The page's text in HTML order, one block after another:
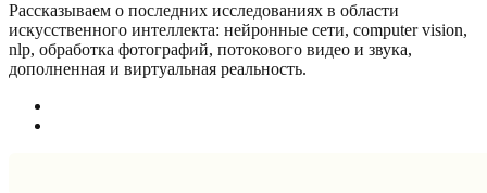
Рассказываем о последних исследованиях в области
искусcтвенного интеллекта: нейронные сети, computer vision,
nlp, обработка фотографий, потокового видео и звука,
дополненная и виртуальная реальность.